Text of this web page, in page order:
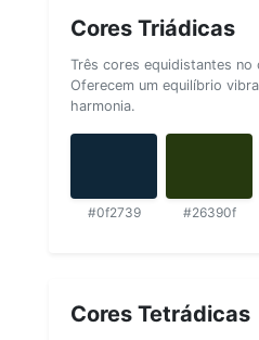
Cores Triádicas
Três cores equidistantes no
Oferecem um equilíbrio
harmonia.
#0f2739 #26390f
Cores Tetrádicas